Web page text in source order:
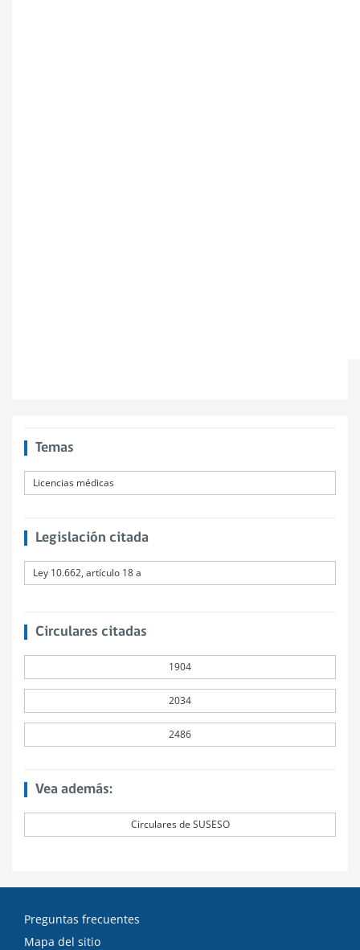
Temas
Licencias médicas
Legislación citada
Ley 10.662, artículo 18 a
Circulares citadas
1904
2034
2486
Vea además:
Circulares de SUSESO
Preguntas frecuentes
Mapa del sitio